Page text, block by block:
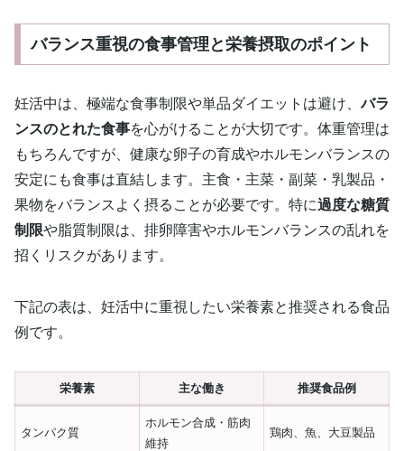
バランス重視の食事管理と栄養摂取のポイント
妊活中は、極端な食事制限や単品ダイエットは避け、バラ
ンスのとれた食事を心がけることが大切です。体重管理は
もちろんですが、健康な卵子の育成やホルモンバランスの
安定にも食事は直結します。主食・主菜・副菜・乳製品・
果物をバランスよく摂ることが必要です。特に過度な糖質
制限や脂質制限は、排卵障害やホルモンバランスの乱れを
招くリスクがあります。
下記の表は、妊活中に重視したい栄養素と推奨される食品
例です。
栄養素 主な働き 推奨食品例
タンパク質
ホルモン合成・筋肉
維持
鶏肉、魚、大豆製品